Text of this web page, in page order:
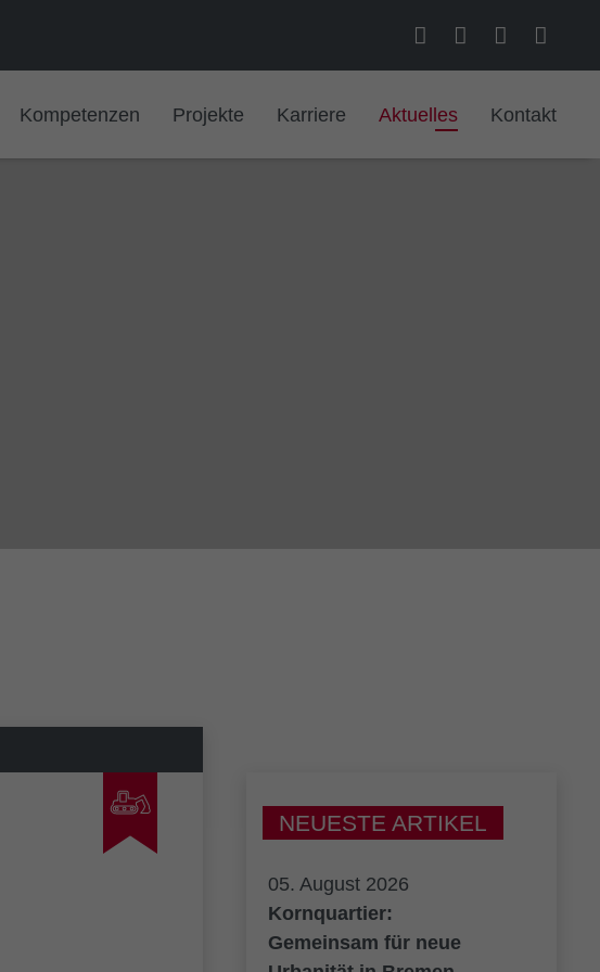
Kompetenzen Projekte Karriere Aktuelles Kontakt
NEUESTE ARTIKEL
05. August 2026
Kornquartier:
Gemeinsam für neue